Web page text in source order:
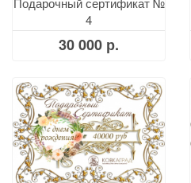
4
30 000 р.